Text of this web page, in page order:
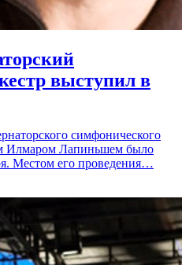
выступил в
симфонического
Илмаром Лапиньшем было
Местом его проведения…